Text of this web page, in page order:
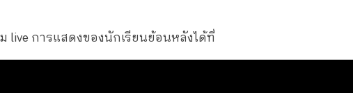
live การแสดงของนักเรียนย้อนหลังได้ที่